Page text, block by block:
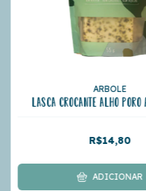
ARBOLE
LASCA CROCANTE ALHO
R$14,80
ADICIONAR